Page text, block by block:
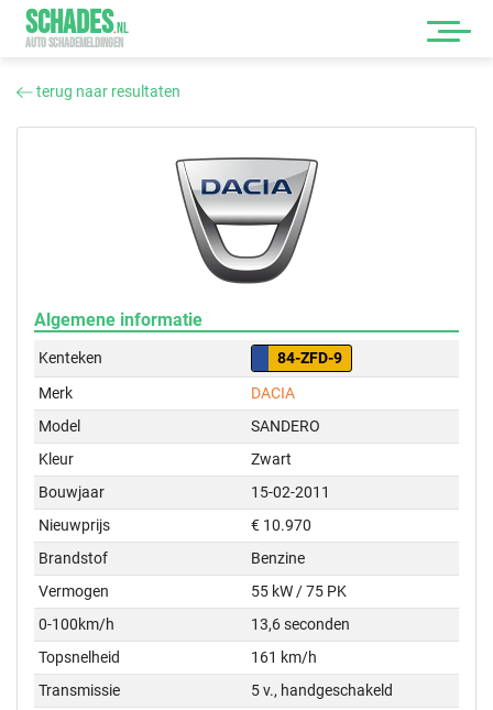
SCHADES.NL
AUTO SCHADEMELDINGEN
terug naar resultaten
Algemene informatie
Kenteken
84-ZFD-9
Merk
DACIA
Model
SANDERO
Kleur
Zwart
Bouwjaar
15-02-2011
Nieuwprijs
€ 10.970
Brandstof
Benzine
Vermogen
55 kW / 75 PK
0-100km/h
13,6 seconden
Topsnelheid
161 km/h
Transmissie
5 v., handgeschakeld